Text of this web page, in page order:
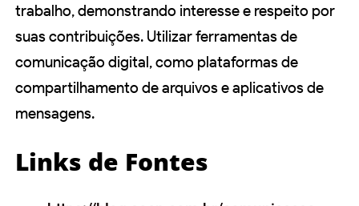
trabalho, demonstrando interesse e respeito por
suas contribuições. Utilizar ferramentas de
comunicação digital, como plataformas de
compartilhamento de arquivos e aplicativos de
mensagens.
Links de Fontes